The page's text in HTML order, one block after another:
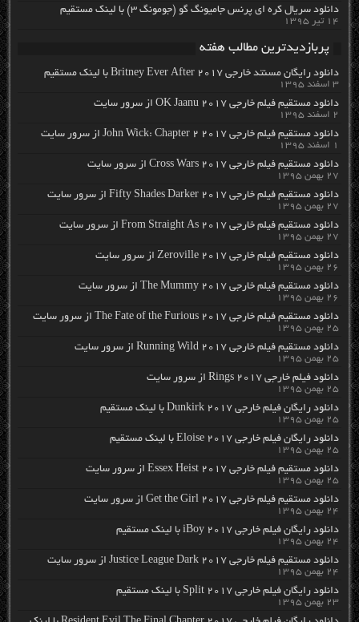
دانلود سریال کره ای پرنس جامیونگ گو (جومونگ ۳) با لینک مستقیم
۱۴ تیر ۱۳۹۵
پربازدیدترین مطالب هفته
دانلود رایگان مسنتد خارجی Britney Ever After 2017 با لینک مستقیم
۳ اسفند ۱۳۹۵
دانلود مستقیم فیلم خارجی OK Jaanu 2017 از سرور سایت
۲ اسفند ۱۳۹۵
دانلود مستقیم فیلم خارجی John Wick: Chapter 2 2017 از سرور سایت
۱ اسفند ۱۳۹۵
دانلود مستقیم فیلم خارجی Cross Wars 2017 از سرور سایت
۲۷ بهمن ۱۳۹۵
دانلود مستقیم فیلم خارجی Fifty Shades Darker 2017 از سرور سایت
۲۷ بهمن ۱۳۹۵
دانلود مستقیم فیلم خارجی From Straight As 2017 از سرور سایت
۲۷ بهمن ۱۳۹۵
دانلود مستقیم فیلم خارجی Zeroville 2017 از سرور سایت
۲۶ بهمن ۱۳۹۵
دانلود مستقیم فیلم خارجی The Mummy 2017 از سرور سایت
۲۶ بهمن ۱۳۹۵
دانلود مستقیم فیلم خارجی The Fate of the Furious 2017 از سرور سایت
۲۵ بهمن ۱۳۹۵
دانلود مستقیم فیلم خارجی Running Wild 2017 از سرور سایت
۲۵ بهمن ۱۳۹۵
دانلود فیلم خارجی Rings 2017 از سرور سایت
۲۵ بهمن ۱۳۹۵
دانلود رایگان فیلم خارجی Dunkirk 2017 با لینک مستقیم
۲۵ بهمن ۱۳۹۵
دانلود رایگان فیلم خارجی Eloise 2017 با لینک مستقیم
۲۵ بهمن ۱۳۹۵
دانلود مستقیم فیلم خارجی Essex Heist 2017 از سرور سایت
۲۵ بهمن ۱۳۹۵
دانلود مستقیم فیلم خارجی Get the Girl 2017 از سرور سایت
۲۴ بهمن ۱۳۹۵
دانلود رایگان فیلم خارجی iBoy 2017 با لینک مستقیم
۲۴ بهمن ۱۳۹۵
دانلود مستقیم فیلم خارجی Justice League Dark 2017 از سرور سایت
۲۴ بهمن ۱۳۹۵
دانلود رایگان فیلم خارجی Split 2017 با لینک مستقیم
۲۳ بهمن ۱۳۹۵